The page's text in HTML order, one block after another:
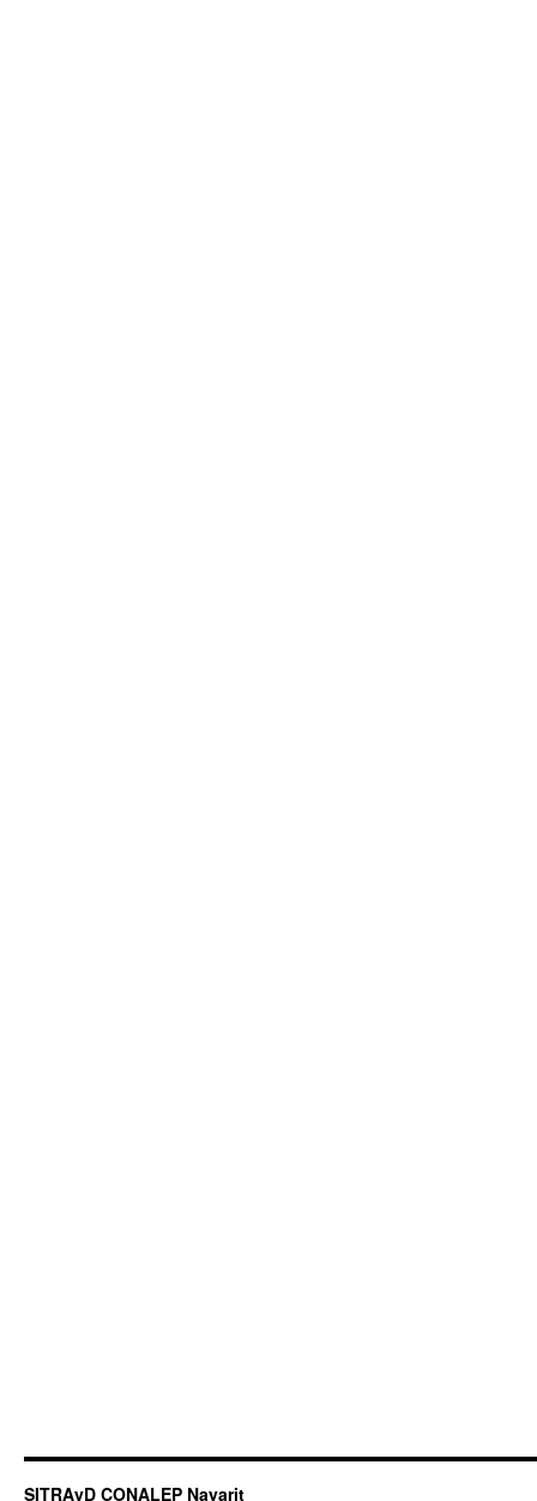
SITRAyD CONALEP Nayarit